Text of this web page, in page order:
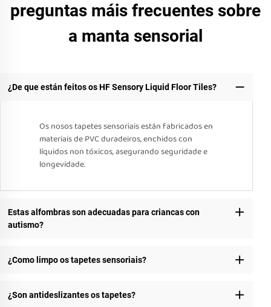
preguntas máis frecuentes sobre
a manta sensorial
¿De que están feitos os HF Sensory Liquid Floor Tiles?
Os nosos tapetes sensoriais están fabricados en
materiais de PVC duradeiros, enchidos con
líquidos non tóxicos, asegurando seguridade e
longevidade.
Estas alfombras son adecuadas para criancas con
autismo?
¿Como limpo os tapetes sensoriais?
¿Son antideslizantes os tapetes?